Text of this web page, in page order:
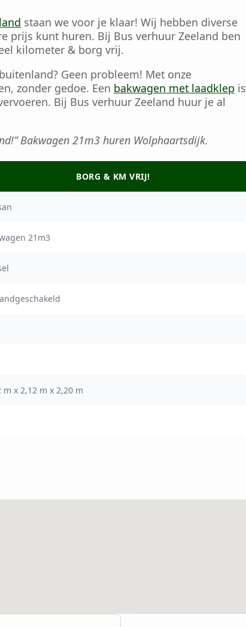
staan we voor je klaar! Wij hebben diverse
prijs kunt huren. Bij Bus verhuur Zeeland ben
kilometer & borg vrij.
Geen probleem! Met onze
zonder gedoe. Een bakwagen met laadklep is
Bij Bus verhuur Zeeland huur je al
Bakwagen 21m3 huren Wolphaartsdijk.
BORG & KM VRIJ!
21m3
m x 2,12 m x 2,20 m